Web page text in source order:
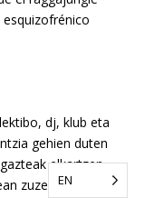
dj, klub eta
gehien duten
elkartzen
zuzenekoak
EN